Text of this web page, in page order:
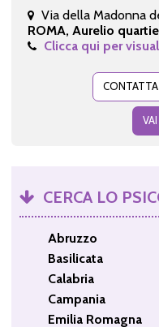
Via della Madonna
ROMA, Aurelio
Clicca qui per
CERCA LO
Abruzzo
Basilicata
Calabria
Campania
Emilia Romagna